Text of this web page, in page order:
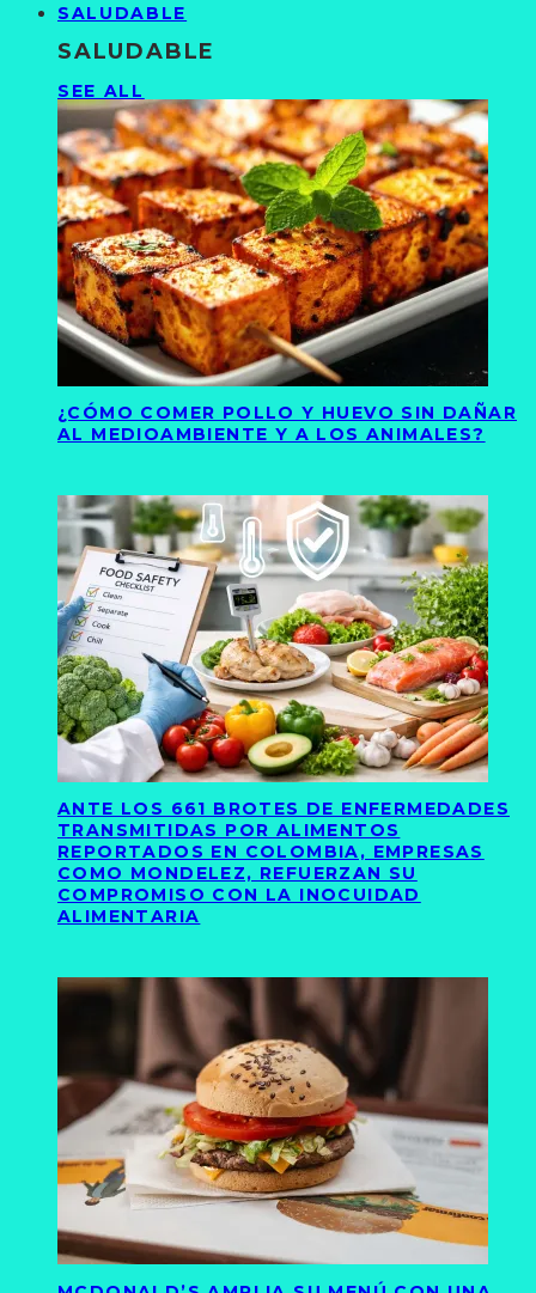
SALUDABLE
SALUDABLE
SEE ALL
¿CÓMO COMER POLLO Y HUEVO SIN DAÑAR
AL MEDIOAMBIENTE Y A LOS ANIMALES?
ANTE LOS 661 BROTES DE ENFERMEDADES
TRANSMITIDAS POR ALIMENTOS
REPORTADOS EN COLOMBIA, EMPRESAS
COMO MONDELEZ, REFUERZAN SU
COMPROMISO CON LA INOCUIDAD
ALIMENTARIA